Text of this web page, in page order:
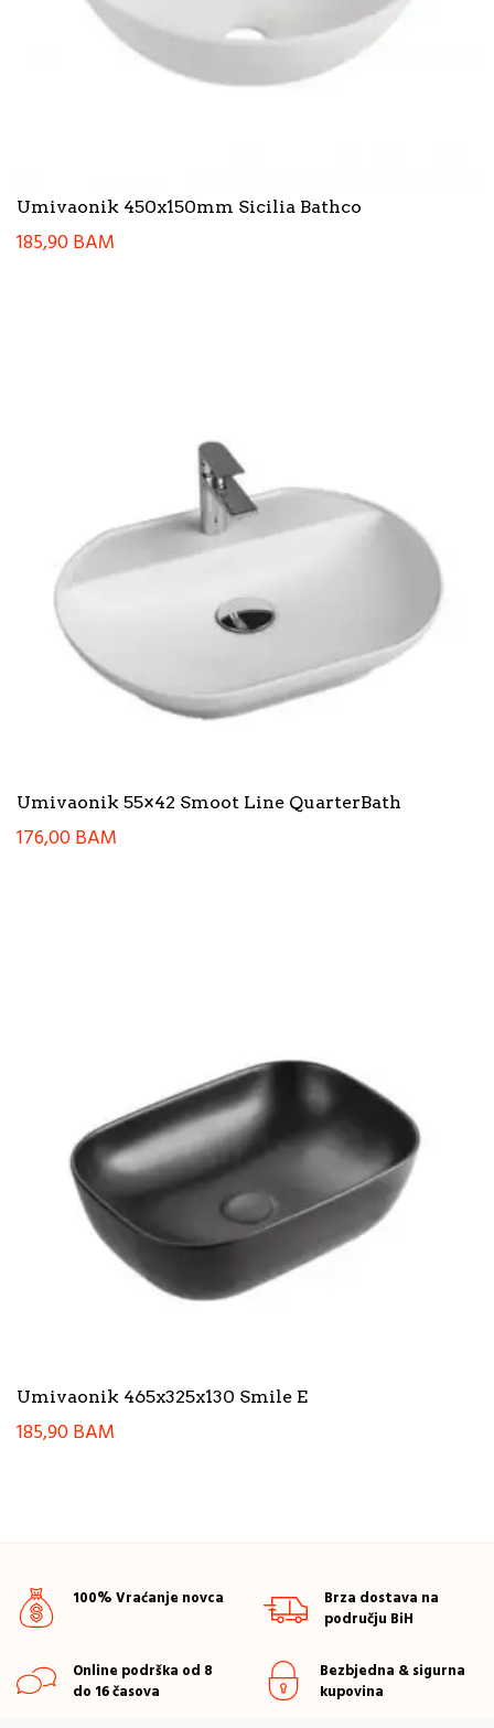
Umivaonik 450x150mm Sicilia Bathco
185,90BAM
Umivaonik 55×42 Smoot Line QuarterBath
176,00BAM
Umivaonik 465x325x130 Smile E
185,90BAM
100% Vraćanje novca
Brza dostava na
području BiH
Online podrška od 8
do 16 časova
Bezbjedna & sigurna
kupovina